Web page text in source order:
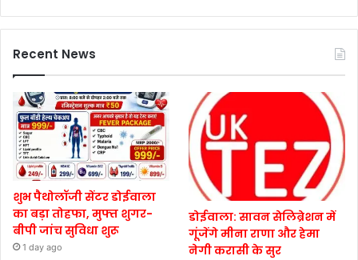
Recent News
शुभ पैथोलॉजी सेंटर डोईवाला
का बड़ा तोहफा, मुफ्त शुगर-
बीपी जांच सुविधा शुरू
1 day ago
डोईवाला: सावन सेलिब्रेशन में
गूंजेंगे मीना राणा और हेमा
नेगी करासी के सुर